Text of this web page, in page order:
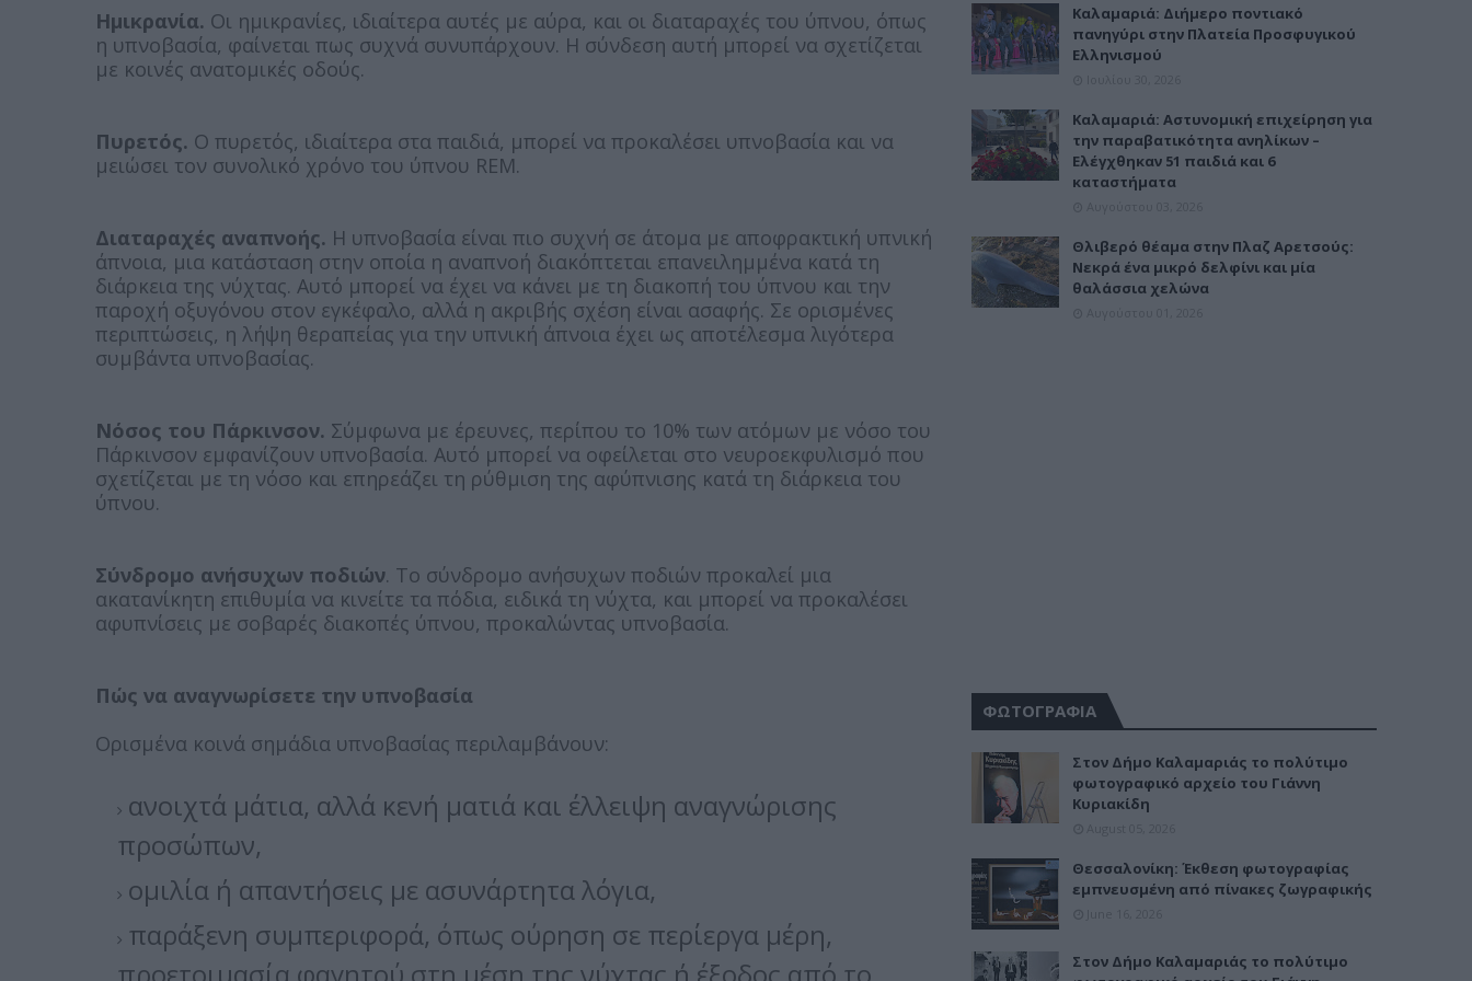
Ημικρανία. Οι ημικρανίες, ιδιαίτερα αυτές με αύρα, και οι διαταραχές του ύπνου, όπως
η υπνοβασία, φαίνεται πως συχνά συνυπάρχουν. Η σύνδεση αυτή μπορεί να σχετίζεται
με κοινές ανατομικές οδούς.
Πυρετός. Ο πυρετός, ιδιαίτερα στα παιδιά, μπορεί να προκαλέσει υπνοβασία και να
μειώσει τον συνολικό χρόνο του ύπνου REM.
Διαταραχές αναπνοής. Η υπνοβασία είναι πιο συχνή σε άτομα με αποφρακτική υπνική
άπνοια, μια κατάσταση στην οποία η αναπνοή διακόπτεται επανειλημμένα κατά τη
διάρκεια της νύχτας. Αυτό μπορεί να έχει να κάνει με τη διακοπή του ύπνου και την
παροχή οξυγόνου στον εγκέφαλο, αλλά η ακριβής σχέση είναι ασαφής. Σε ορισμένες
περιπτώσεις, η λήψη θεραπείας για την υπνική άπνοια έχει ως αποτέλεσμα λιγότερα
συμβάντα υπνοβασίας.
Νόσος του Πάρκινσον. Σύμφωνα με έρευνες, περίπου το 10% των ατόμων με νόσο του
Πάρκινσον εμφανίζουν υπνοβασία. Αυτό μπορεί να οφείλεται στο νευροεκφυλισμό που
σχετίζεται με τη νόσο και επηρεάζει τη ρύθμιση της αφύπνισης κατά τη διάρκεια του
ύπνου.
Σύνδρομο ανήσυχων ποδιών. Το σύνδρομο ανήσυχων ποδιών προκαλεί μια
ακατανίκητη επιθυμία να κινείτε τα πόδια, ειδικά τη νύχτα, και μπορεί να προκαλέσει
αφυπνίσεις με σοβαρές διακοπές ύπνου, προκαλώντας υπνοβασία.
Πώς να αναγνωρίσετε την υπνοβασία
Ορισμένα κοινά σημάδια υπνοβασίας περιλαμβάνουν:
ανοιχτά μάτια, αλλά κενή ματιά και έλλειψη αναγνώρισης
προσώπων,
ομιλία ή απαντήσεις με ασυνάρτητα λόγια,
παράξενη συμπεριφορά, όπως ούρηση σε περίεργα μέρη,
προετοιμασία φαγητού στη μέση της νύχτας ή έξοδος από το
Καλαμαριά: Διήμερο ποντιακό
πανηγύρι στην Πλατεία Προσφυγικού
Ελληνισμού
Καλαμαριά: Αστυνομική επιχείρηση για
την παραβατικότητα ανηλίκων –
Ελέγχθηκαν 51 παιδιά και 6
καταστήματα
Θλιβερό θέαμα στην Πλαζ Αρετσούς:
Νεκρά ένα μικρό δελφίνι και μία
θαλάσσια χελώνα
ΦΩΤΟΓΡΑΦΙΑ
Στον Δήμο Καλαμαριάς το πολύτιμο
φωτογραφικό αρχείο του Γιάννη
Κυριακίδη
Θεσσαλονίκη: Έκθεση φωτογραφίας
εμπνευσμένη από πίνακες ζωγραφικής
Στον Δήμο Καλαμαριάς το πολύτιμο